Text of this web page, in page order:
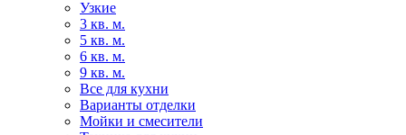
Узкие
3 кв. м.
5 кв. м.
6 кв. м.
9 кв. м.
Все для кухни
Варианты отделки
Мойки и смесители